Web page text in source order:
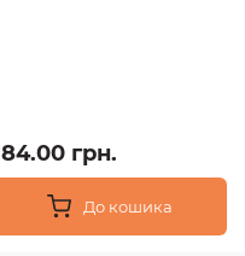
грн.
До кошика